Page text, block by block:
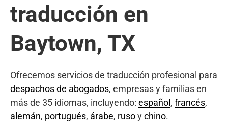
traducción en
Baytown, TX
Ofrecemos servicios de traducción profesional para
despachos de abogados, empresas y familias en
más de 35 idiomas, incluyendo: español , francés,
alemán, portugués, árabe, rusoychino.